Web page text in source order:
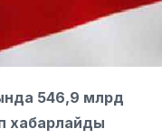
546,9 млрд
хабарлайды